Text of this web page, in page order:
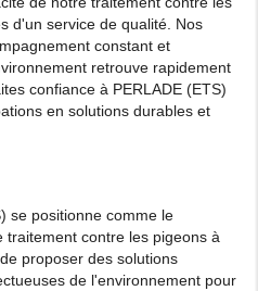
d'un service de qualité. Nos
constant et
retrouve rapidement
confiance à PERLADE (ETS)
en solutions durables et
se positionne comme le
traitement contre les pigeons à
proposer des solutions
de l'environnement pour